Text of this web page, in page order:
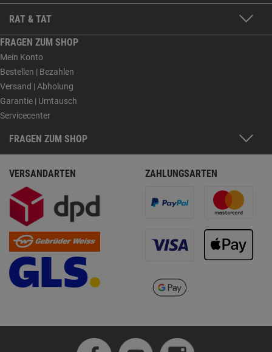
RAT & TAT
FRAGEN ZUM SHOP
Mein Konto
Bestellen | Bezahlen
Versand | Abholung
Garantie | Umtausch
Servicecenter
FRAGEN ZUM SHOP
VERSANDARTEN ZAHLUNGSARTEN